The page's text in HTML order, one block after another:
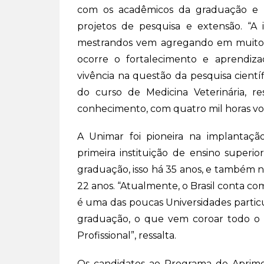
com os acadêmicos da graduação
projetos de pesquisa e extensão. “A
mestrandos vem agregando em
ocorre o fortalecimento e
vivência na questão da pesquisa
do curso de Medicina Veterinária,
conhecimento, com quatro mil horas
A Unimar foi pioneira na
primeira instituição de ensino
graduação, isso há 35 anos, e
22 anos. “Atualmente, o Brasil conta
é uma das poucas Universidades
graduação, o que vem coroar todo o
Profissional”, ressalta.